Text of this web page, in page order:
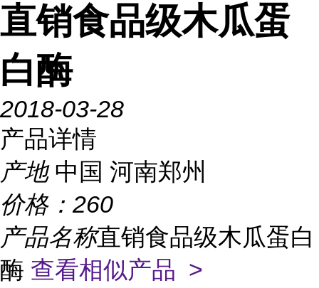
直销食品级木瓜蛋
白酶
2018-03-28
产品详情
产地 中国 河南郑州
价格： 260
产品名称直销食品级木瓜蛋白
酶 查看相似产品 >